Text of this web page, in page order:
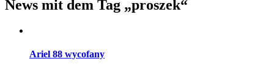
News mit dem Tag „proszek“
Ariel 88 wycofany